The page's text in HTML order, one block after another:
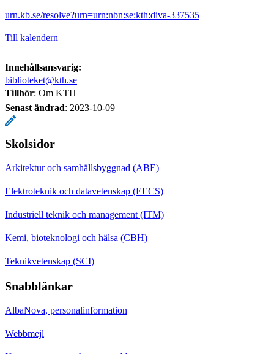
urn.kb.se/resolve?urn=urn:nbn:se:kth:diva-337535
Till kalendern
Innehållsansvarig:
biblioteket@kth.se
Tillhör: Om KTH
Senast ändrad: 2023-10-09
Skolsidor
Arkitektur och samhällsbyggnad (ABE)
Elektroteknik och datavetenskap (EECS)
Industriell teknik och management (ITM)
Kemi, bioteknologi och hälsa (CBH)
Teknikvetenskap (SCI)
Snabblänkar
AlbaNova, personalinformation
Webbmejl